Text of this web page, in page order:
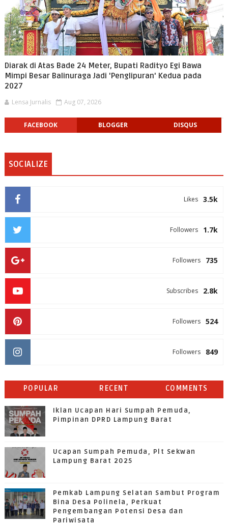
Diarak di Atas Bade 24 Meter, Bupati Radityo Egi Bawa
Mimpi Besar Balinuraga Jadi 'Penglipuran' Kedua pada
2027
Lensa Jurnalis Aug 07, 2026
FACEBOOK BLOGGER DISQUS
SOCIALIZE
3.5k
Likes
1.7k
Followers
735
Followers
2.8k
Subscribes
524
Followers
849
Followers
POPULAR RECENT COMMENTS
Iklan Ucapan Hari Sumpah Pemuda,
Pimpinan DPRD Lampung Barat
Ucapan Sumpah Pemuda, Plt Sekwan
Lampung Barat 2025
Pemkab Lampung Selatan Sambut Program
Bina Desa Polinela, Perkuat
Pengembangan Potensi Desa dan
Pariwisata